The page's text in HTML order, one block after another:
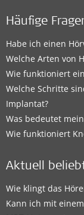
Häufige
Habe ich einen
Welche Arten von
Wie funktioniert
Welche Schritte
Implantat?
Was bedeutet
Wie funktioniert
Aktuell
Wie klingt das
Kann ich mit